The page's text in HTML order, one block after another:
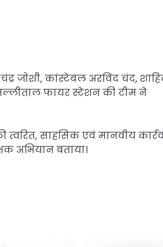
जोशी, कांस्टेबल अरविंद चंद,
फायर स्टेशन की टीम ने
त्वरित, साहसिक एवं मानवीय
अभियान बताया।